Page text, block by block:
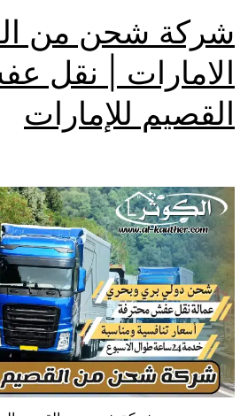
شركة شحن من
الامارات | نقل
القصيم للإمارات